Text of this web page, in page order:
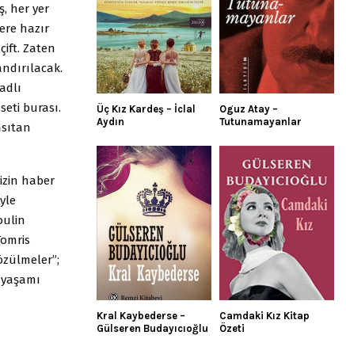
her yer
hazır
Zaten
burası.
haber
Üç Kız Kardeş – İclal
Aydın
Oguz Atay –
Tutunamayanlar
Kral Kaybederse –
Gülseren Budayıcıoğlu
Camdaki Kız Kitap
Özeti